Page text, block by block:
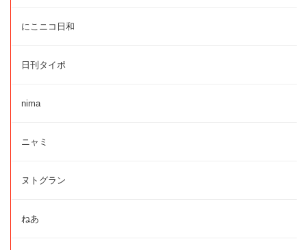
にこニコ日和
日刊タイポ
nima
ニャミ
ヌトグラン
ねあ